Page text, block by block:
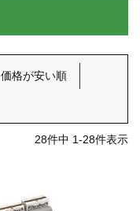
価格が安い順
28件中 1-28件表示